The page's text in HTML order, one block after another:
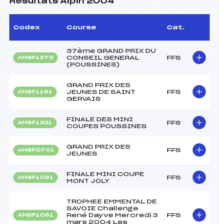
Codex Course Cat.
AMBF1272
37ème GRAND PRIX DU
CONSEIL GENERAL
(POUSSINES)
FFS
AMBF1191
GRAND PRIX DES
JEUNES DE SAINT
GERVAIS
FFS
AMBF1331
FINALE DES MINI
COUPES POUSSINES
FFS
AMBF0701
GRAND PRIX DES
JEUNES
FFS
AMBF1091
FINALE MINI COUPE
MONT JOLY
FFS
AMBF1061
TROPHEE EMMENTAL DE
SAVOIE Challenge
René Dayve Mercredi 3
mars 2004 Les
FFS